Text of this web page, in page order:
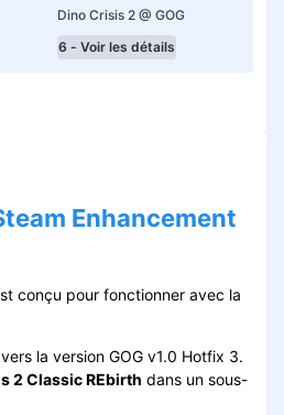
Dino Crisis 2 @ GOG
6 - Voir les détails
Enhancement
conçu pour fonctionner avec la
la version GOG v1.0 Hotfix 3.
2 Classic REbirth dans un sous-